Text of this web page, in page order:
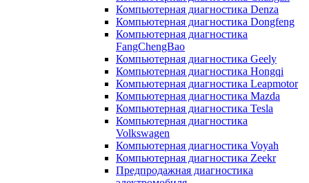
Компьютерная диагностика Denza
Компьютерная диагностика Dongfeng
Компьютерная диагностика
FangChengBao
Компьютерная диагностика Geely
Компьютерная диагностика Hongqi
Компьютерная диагностика Leapmotor
Компьютерная диагностика Mazda
Компьютерная диагностика Tesla
Компьютерная диагностика
Volkswagen
Компьютерная диагностика Voyah
Компьютерная диагностика Zeekr
Предпродажная диагностика